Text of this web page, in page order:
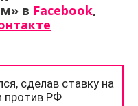
в Facebook,